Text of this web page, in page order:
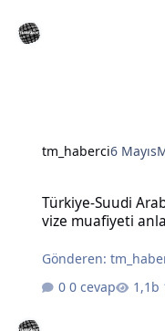
tm_haberci6 Mayıs
Türkiye-Suudi
vize muafiyeti
Gönderen:
0 cevap